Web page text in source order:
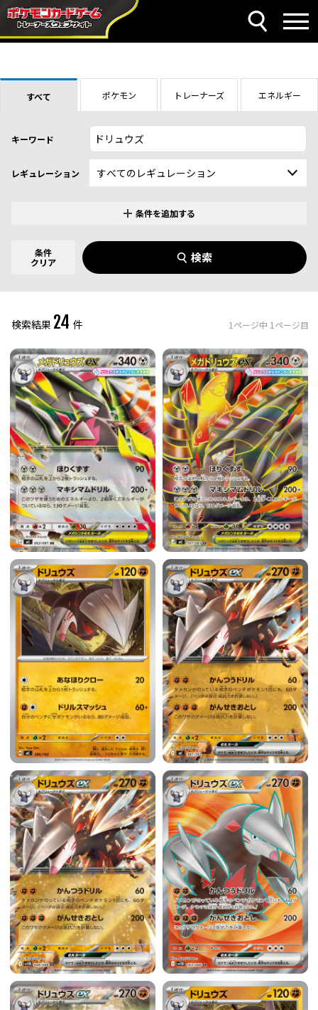
すべて ポケモン トレーナーズ エネルギー
キーワード
レギュレーション
商品名
イラストレーター
レアリティ 0件選択中
ミラー仕様のカード 0件選択中
条件を追加する
条件
クリア
検索
検索結果 24 件 1 ページ中 1 ページ目